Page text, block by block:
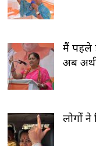
मैं पहले
अब
लोगों ने